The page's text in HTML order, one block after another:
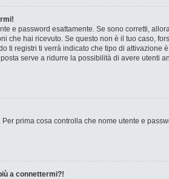
e password esattamente. Se sono corretti,
che hai ricevuto. Se questo non è il tuo caso,
ti registri ti verrà indicato che tipo di
serve a ridurre la possibilità di avere utenti
prima cosa controlla che nome utente e
a connettermi?!